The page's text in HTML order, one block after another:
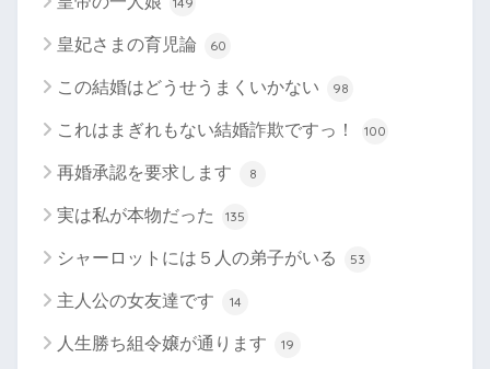
皇妃さまの育児論 60
この結婚はどうせうまくいかない 98
これはまぎれもない結婚詐欺ですっ！ 100
再婚承認を要求します 8
実は私が本物だった 135
シャーロットには５人の弟子がいる 53
主人公の女友達です 14
人生勝ち組令嬢が通ります 19